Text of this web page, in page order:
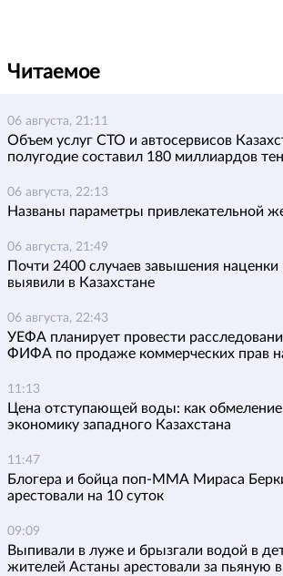
Читаемое
06 августа, 21:11
Объем услуг СТО и автосервисов
полугодие составил 180 миллиардов
06 августа, 22:13
Названы параметры привлекательной
06 августа, 21:49
Почти 2400 случаев завышения
выявили в Казахстане
06 августа, 22:43
УЕФА планирует провести
ФИФА по продаже коммерческих прав
11:13
Цена отступающей воды: как
экономику западного Казахстана
11:47
Блогера и бойца поп-ММА Мираса
арестовали на 10 суток
09:09
Выпивали в луже и брызгали водой в
жителей Астаны арестовали за пьяную